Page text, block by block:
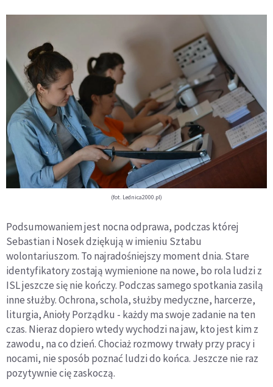
(fot. Lednica2000.pl)
Podsumowaniem jest nocna odprawa, podczas której
Sebastian i Nosek dziękują w imieniu Sztabu
wolontariuszom. To najradośniejszy moment dnia. Stare
identyfikatory zostają wymienione na nowe, bo rola ludzi z
ISL jeszcze się nie kończy. Podczas samego spotkania zasilą
inne służby. Ochrona, schola, służby medyczne, harcerze,
liturgia, Anioły Porządku - każdy ma swoje zadanie na ten
czas. Nieraz dopiero wtedy wychodzi na jaw, kto jest kim z
zawodu, na co dzień. Chociaż rozmowy trwały przy pracy i
nocami, nie sposób poznać ludzi do końca. Jeszcze nie raz
pozytywnie cię zaskoczą.